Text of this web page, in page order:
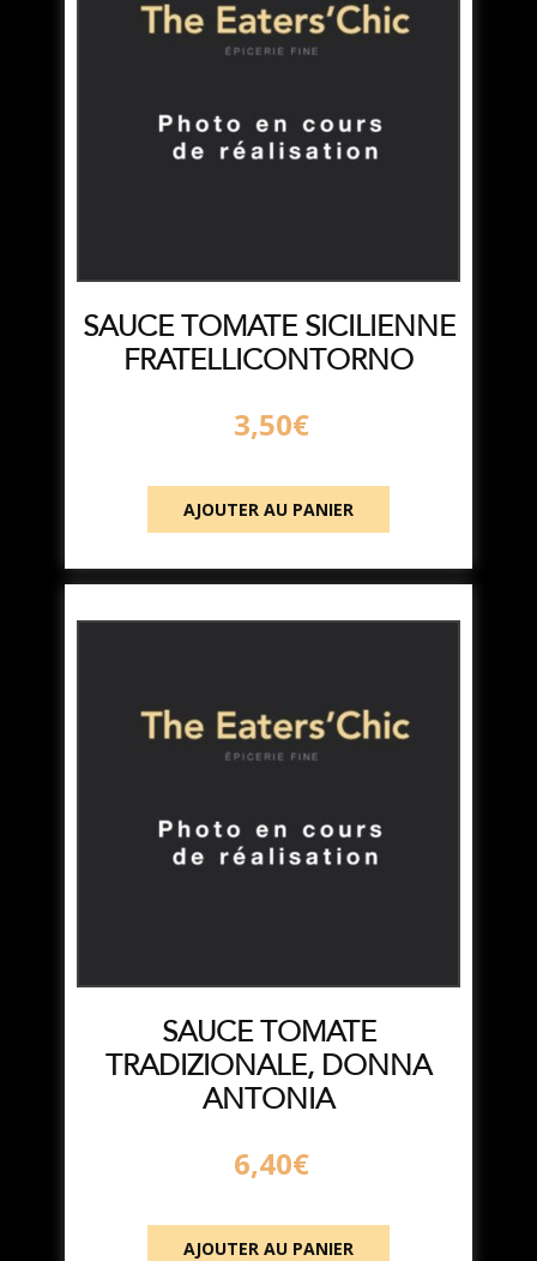
SAUCE TOMATE SICILIENNE
FRATELLICONTORNO
3,50€
AJOUTER AU PANIER
SAUCE TOMATE
TRADIZIONALE, DONNA
ANTONIA
6,40€
AJOUTER AU PANIER